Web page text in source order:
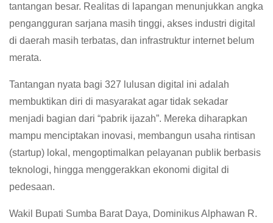
tantangan besar. Realitas di lapangan menunjukkan angka
pengangguran sarjana masih tinggi, akses industri digital
di daerah masih terbatas, dan infrastruktur internet belum
merata.
Tantangan nyata bagi 327 lulusan digital ini adalah
membuktikan diri di masyarakat agar tidak sekadar
menjadi bagian dari “pabrik ijazah”. Mereka diharapkan
mampu menciptakan inovasi, membangun usaha rintisan
(startup) lokal, mengoptimalkan pelayanan publik berbasis
teknologi, hingga menggerakkan ekonomi digital di
pedesaan.
Wakil Bupati Sumba Barat Daya, Dominikus Alphawan R.